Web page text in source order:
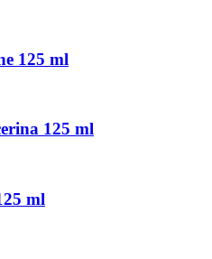
125 ml
125 ml
ml